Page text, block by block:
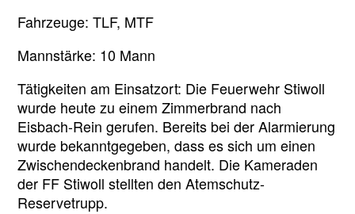
Fahrzeuge: TLF, MTF
Mannstärke: 10 Mann
Tätigkeiten am Einsatzort: Die Feuerwehr Stiwoll
wurde heute zu einem Zimmerbrand nach
Eisbach-Rein gerufen. Bereits bei der Alarmierung
wurde bekanntgegeben, dass es sich um einen
Zwischendeckenbrand handelt. Die Kameraden
der FF Stiwoll stellten den Atemschutz-
Reservetrupp.